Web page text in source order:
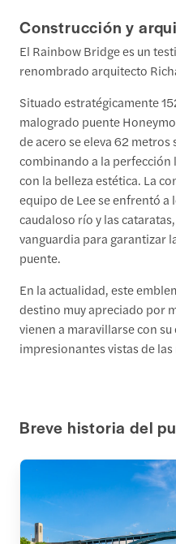
Construcción y
El Rainbow Bridge es un
renombrado arquitecto
Situado estratégicamente
malogrado puente
de acero se eleva 62
combinando a la perfección
con la belleza estética. La
equipo de Lee se enfrentó
caudaloso río y las
vanguardia para garantizar
puente.
En la actualidad, este
destino muy apreciado por
vienen a maravillarse con
impresionantes vistas de
Breve historia del